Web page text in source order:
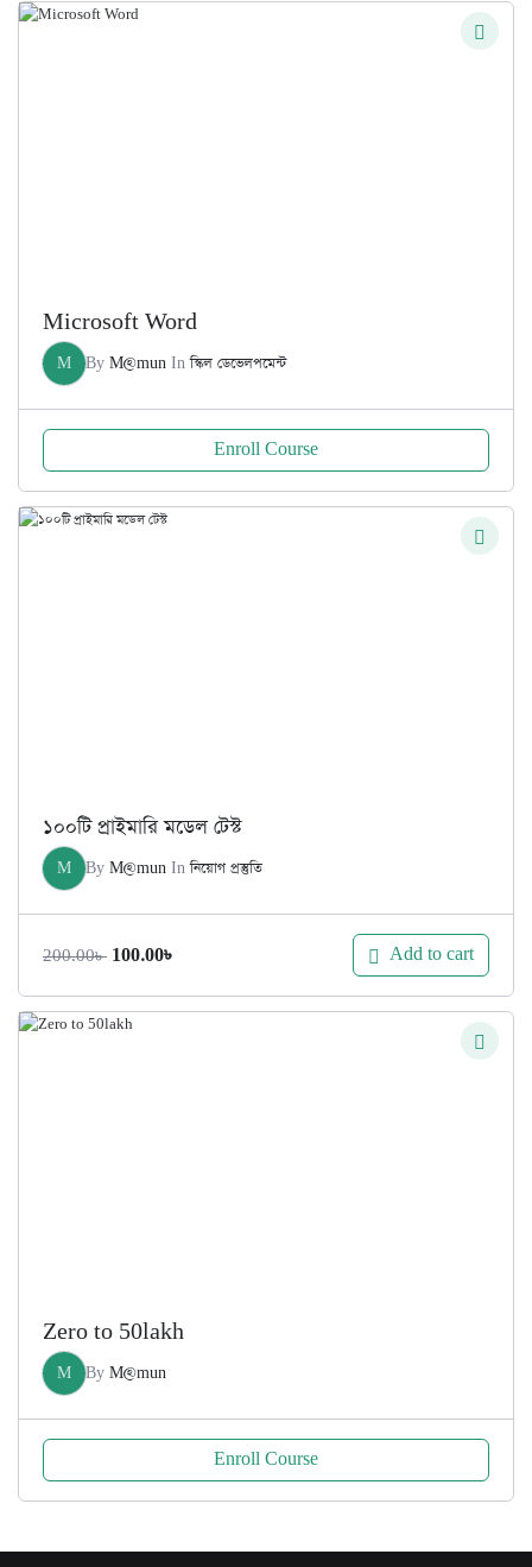
Microsoft Word
M By M@mun Inস্কিল ডেভেলপমেন্ট
Enroll Course
১০০টি প্রাইমারি মডেল টেস্ট
M By M@mun Inনিয়োগ প্রস্তুতি
200.00৳ Original
was:
100.00৳
is:
Add to cart
Zero to 50lakh
M By M@mun
Enroll Course